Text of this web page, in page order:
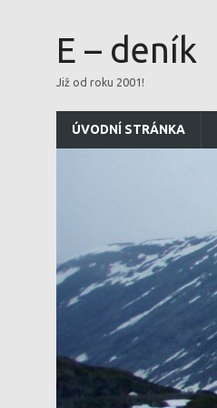
E – deník
Již od roku 2001!
ÚVODNÍ STRÁNKA